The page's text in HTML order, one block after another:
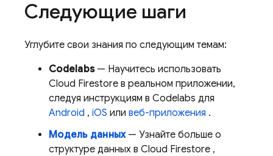
Следующие шаги
Углубите свои знания по следующим темам:
Codelabs— Научитесь использовать
Cloud Firestore в реальном приложении,
следуя инструкциям в Codelabs для
Android , iOS или веб-приложения .
Модель данных— Узнайте больше о
структуре данных в Cloud Firestore ,